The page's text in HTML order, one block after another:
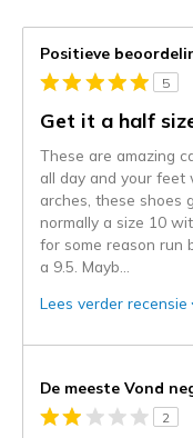
Positieve
5
Get it a half
These are amazing
all day and your feet
arches, these shoes
normally a size 10
for some reason run
a 9.5. Mayb
Lees verder recensie
content
wordt
momenteel
De meeste Vond
2